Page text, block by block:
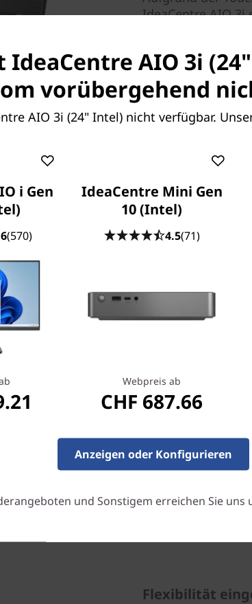
IdeaCentre AIO
Sie Dateien
die ganze
anzusehen.
Ihren PC anzuschließen,
führen. Nicht so
integrierte Kabelsammler
zum Arbeiten und
Anschlüsse für alle
oder eine Gaming-
3.0-Anschlüssen verfügt er
-Steckplatz, falls Sie
Flexibilität
IdeaCentre AIO 3i
vorübergehend
AIO 3i (24" Intel) nicht verfügbar.
i Gen
(570)
IdeaCentre Mini Gen
10 (Intel)
4.5(71)
Webpreis ab
CHF 687.66
Anzeigen oder Konfigurieren
und Sonstigem erreichen Sie uns